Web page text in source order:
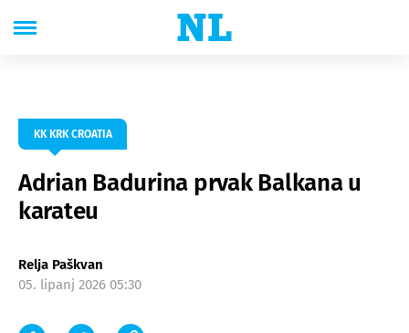
KK KRK CROATIA
Adrian Badurina prvak Balkana u
karateu
Relja Paškvan
05. lipanj 2026 05:30